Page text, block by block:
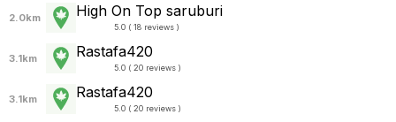
2.0km High On Top saruburi
5.0 ( 18 reviews )
3.1km Rastafa420
5.0 ( 20 reviews )
3.1km Rastafa420
5.0 ( 20 reviews )